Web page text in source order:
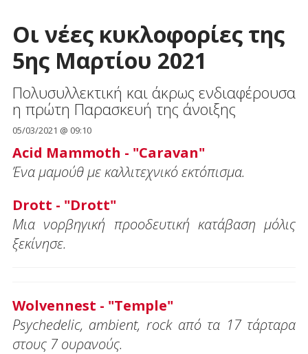
Οι νέες κυκλοφορίες της
5ης Μαρτίου 2021
Πολυσυλλεκτική και άκρως ενδιαφέρουσα
η πρώτη Παρασκευή της άνοιξης
05/03/2021 @ 09:10
Acid Mammoth - "Caravan"
Ένα μαμούθ με καλλιτεχνικό εκτόπισμα.
Drott - "Drott"
Μια νορβηγική προοδευτική κατάβαση μόλις
ξεκίνησε.
Wolvennest - "Temple"
Psychedelic, ambient, rock από τα 17 τάρταρα
στους 7 ουρανούς.